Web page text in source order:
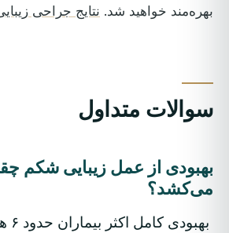
بهره‌مند خواهید شد. نتایج جراحی
سوالات متداول
بهبودی از عمل زیبایی شکم
می‌کشد؟